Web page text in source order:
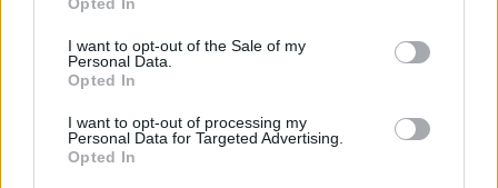
use your data for below specified purposes in below Google
consent section.
I want to opt-out of the Sale of my
Personal Data.
Opted In
I want to opt-out of processing my
Personal Data for Targeted Advertising.
Opted In